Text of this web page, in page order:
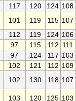
117 120 124 108
101 119 115 107
112 119 124 106
97 115 112 111
97 124 117 103
102 121 112 109
102 130 118 107
103 120 125 103